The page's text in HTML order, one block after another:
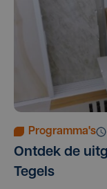
Programma's
Ontdek de
Tegels